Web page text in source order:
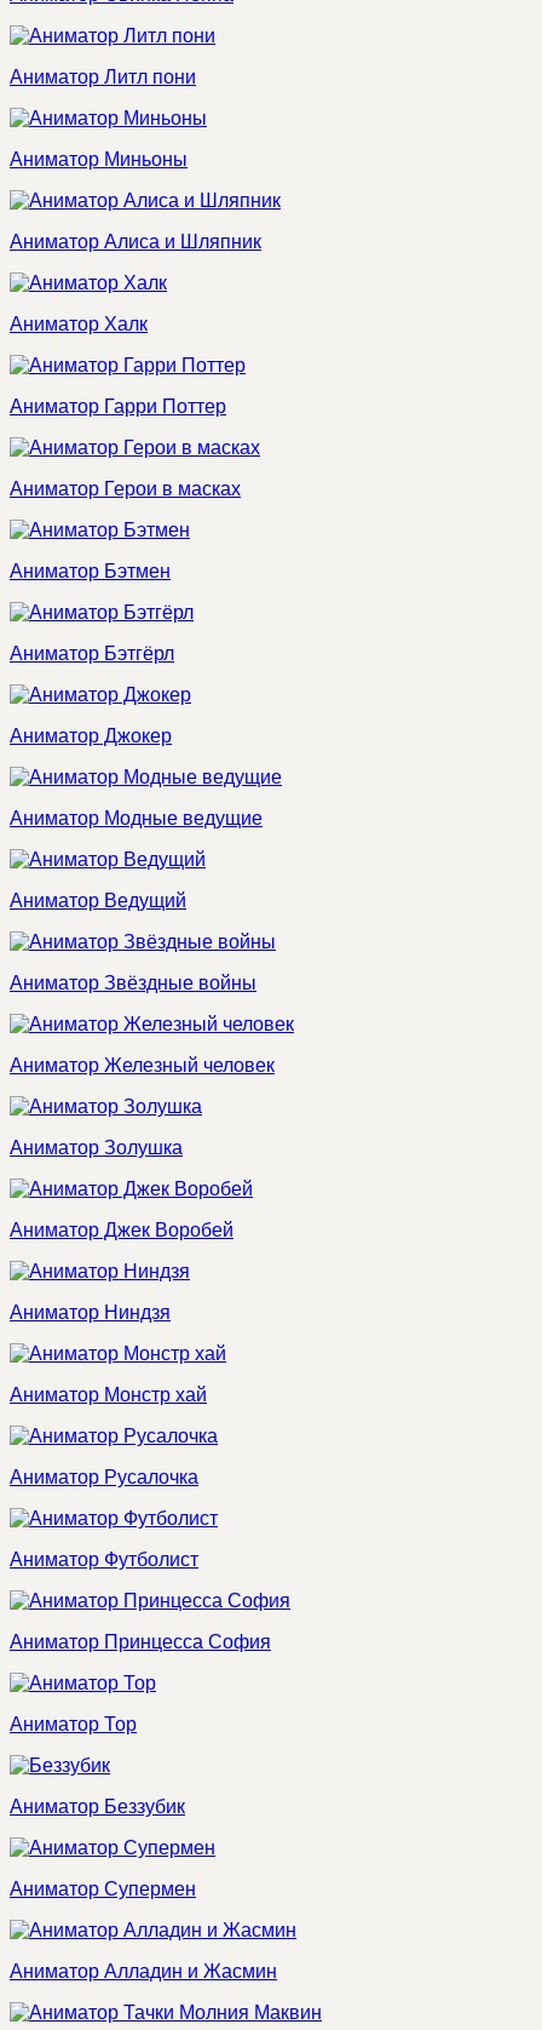
Аниматор Литл пони
Аниматор Миньоны
Аниматор Алиса и Шляпник
Аниматор Халк
Аниматор Гарри Поттер
Аниматор Герои в масках
Аниматор Бэтмен
Аниматор Бэтгёрл
Аниматор Джокер
Аниматор Модные ведущие
Аниматор Ведущий
Аниматор Звёздные войны
Аниматор Железный человек
Аниматор Золушка
Аниматор Джек Воробей
Аниматор Ниндзя
Аниматор Монстр хай
Аниматор Русалочка
Аниматор Футболист
Аниматор Принцесса София
Аниматор Тор
Аниматор Беззубик
Аниматор Супермен
Аниматор Алладин и Жасмин